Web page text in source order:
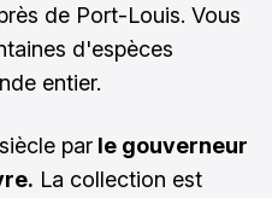
de Port-Louis. Vous
d'espèces
entier.
par le gouverneur
La collection est